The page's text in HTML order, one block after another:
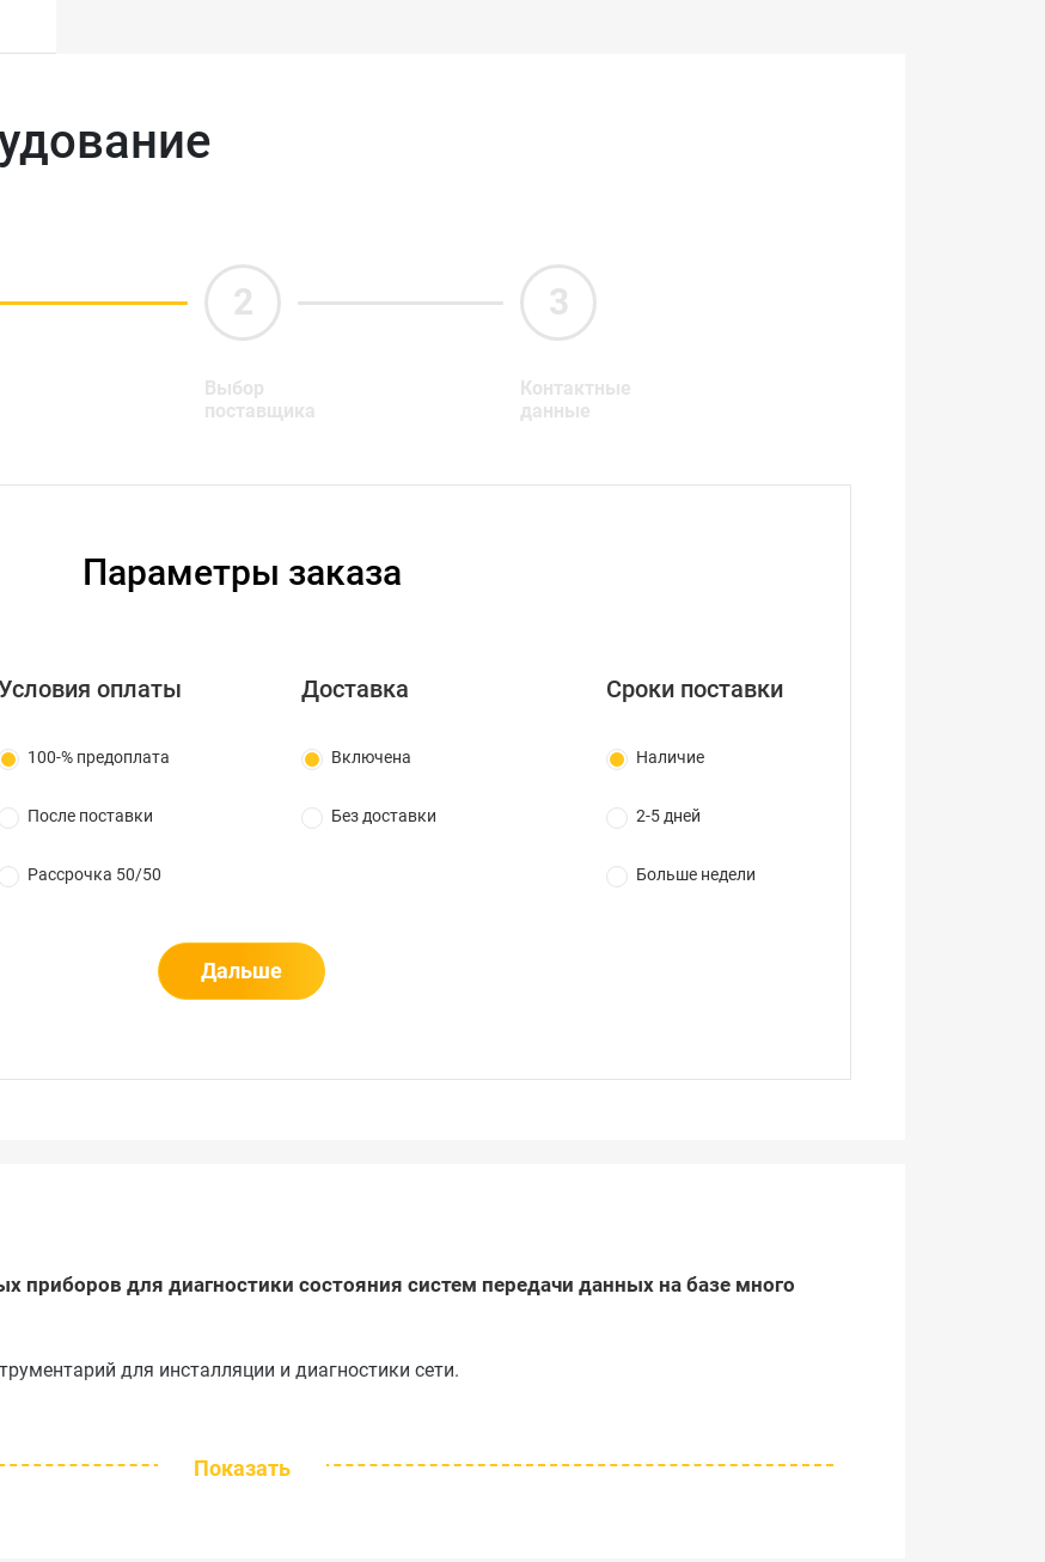
приборов для диагностики состояния систем передачи данных на базе много
для инсталляции и диагностики сети.
Показать
Выбор
поставщика
Контактные
данные
Параметры заказа
оплаты
100-% предоплата
После поставки
Рассрочка 50/50
Доставка
Включена
Без доставки
Сроки поставки
Наличие
2-5 дней
Больше недели
Дальше